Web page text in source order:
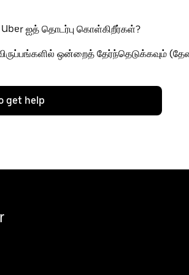
ஐத் தொடர்பு கொள்கிறீர்கள்?
ஒன்றைத் தேர்ந்தெடுக்கவும்
get help